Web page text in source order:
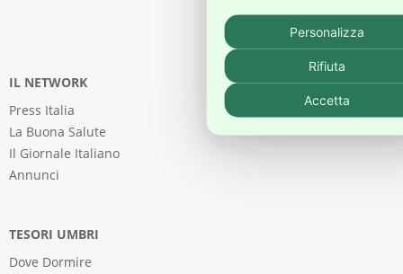
IL NETWORK
Press Italia
La Buona Salute
Il Giornale Italiano
Annunci
TESORI UMBRI
Dove Dormire
Personalizza
Rifiuta
Accetta